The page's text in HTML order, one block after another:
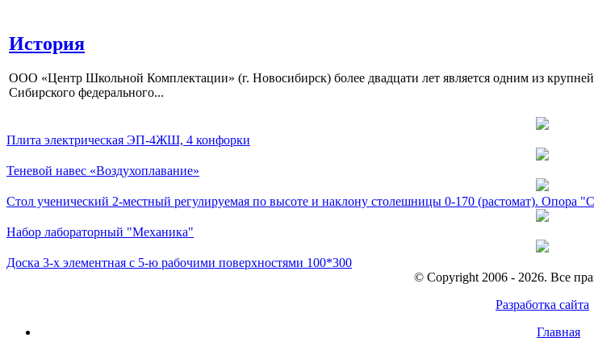
История
ООО «Центр Школьной Комплектации» (г. Новосибирск) более двадцати лет является одним из
Сибирского федерального...
Плита электрическая ЭП-4ЖШ, 4 конфорки
Теневой навес «Воздухоплавание»
Стол ученический 2-местный регулируемая по высоте и наклону столешницы 0-170 (растомат). Опора
Набор лабораторный "Механика"
Доска 3-х элементная с 5-ю рабочими поверхностями 100*300
© Copyright 2006 - 2026. Все
Разработка сайта
Главная